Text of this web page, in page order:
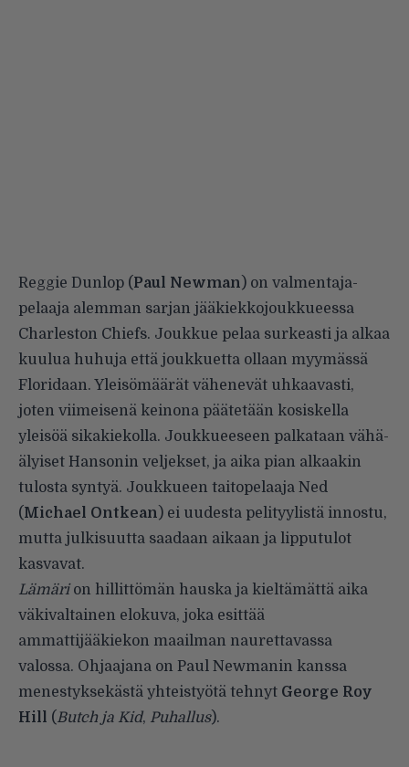
Reggie Dunlop (Paul Newman ) on valmentaja-
pelaaja alemman sarjan jääkiekkojoukkueessa
Charleston Chiefs. Joukkue pelaa surkeasti ja alkaa
kuulua huhuja että joukkuetta ollaan myymässä
Floridaan. Yleisömäärät vähenevät uhkaavasti,
joten viimeisenä keinona päätetään kosiskella
yleisöä sikakiekolla. Joukkueeseen palkataan vähä-
älyiset Hansonin veljekset, ja aika pian alkaakin
tulosta syntyä. Joukkueen taitopelaaja Ned
(Michael Ontkean ) ei uudesta pelityylistä innostu,
mutta julkisuutta saadaan aikaan ja lipputulot
kasvavat.
Lämärion hillittömän hauska ja kieltämättä aika
väkivaltainen elokuva, joka esittää
ammattijääkiekon maailman naurettavassa
valossa. Ohjaajana on Paul Newmanin kanssa
menestyksekästä yhteistyötä tehnyt George Roy
Hill
( Butch ja Kid, Puhallus).